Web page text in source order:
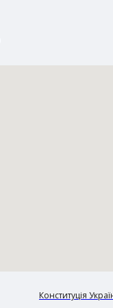
Конституція